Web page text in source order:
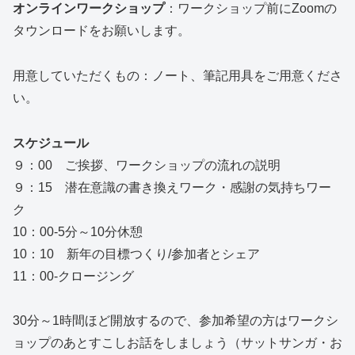
オンラインワークショップ：ワークショップ前にZoomの
タウンロードをお願いします。
用意していただくもの：ノート、筆記用具をご用意くださ
い。
スケジュール
９：00 ご挨拶、ワークショップの流れの説明
９：15 潜在意識の書き換えワーク・感謝の気持ちワー
ク
10：00‐5分～10分休憩
10：10 新年の目標つくり/参加者とシェア
11：00‐クロージング
30分～1時間ほど開放するので、参加希望の方はワークシ
ョップのあとすこしお話をしましょう（サットサンガ・お